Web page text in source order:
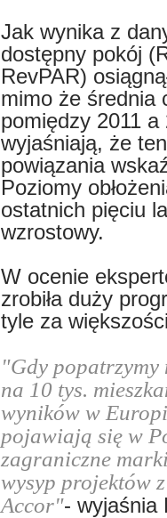
Jak wynika z
dostępny pokój
RevPAR)
mimo że średnia
pomiędzy 2011
wyjaśniają, że
powiązania
Poziomy
ostatnich pięciu
wzrostowy.
W ocenie
zrobiła duży
tyle za
"Gdy popatrzymy
na 10 tys.
wyników w
pojawiają się w
zagraniczne
wysyp projektów
Accor"- wyjaśnia